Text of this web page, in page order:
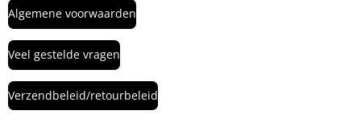
Algemene voorwaarden
Veel gestelde vragen
Verzendbeleid/retourbeleid